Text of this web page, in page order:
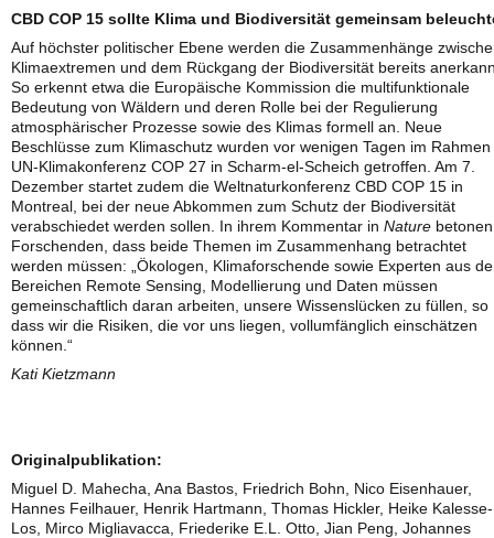
CBD COP 15 sollte Klima und Biodiversität gemeinsam
Auf höchster politischer Ebene werden die Zusammenhänge
Klimaextremen und dem Rückgang der Biodiversität bereits
So erkennt etwa die Europäische Kommission die multifunktionale
Bedeutung von Wäldern und deren Rolle bei der Regulierung
atmosphärischer Prozesse sowie des Klimas formell an. Neue
Beschlüsse zum Klimaschutz wurden vor wenigen Tagen im
UN-Klimakonferenz COP 27 in Scharm-el-Scheich getroffen. Am 7.
Dezember startet zudem die Weltnaturkonferenz CBD COP 15 in
Montreal, bei der neue Abkommen zum Schutz der Biodiversität
verabschiedet werden sollen. In ihrem Kommentar in Nature
Forschenden, dass beide Themen im Zusammenhang betrachtet
werden müssen: „Ökologen, Klimaforschende sowie Experten aus
Bereichen Remote Sensing, Modellierung und Daten müssen
gemeinschaftlich daran arbeiten, unsere Wissenslücken zu füllen, so
dass wir die Risiken, die vor uns liegen, vollumfänglich einschätzen
können.“
Kati Kietzmann
Originalpublikation:
Miguel D. Mahecha, Ana Bastos, Friedrich Bohn, Nico Eisenhauer,
Hannes Feilhauer, Henrik Hartmann, Thomas Hickler, Heike Kalesse-
Los, Mirco Migliavacca, Friederike E.L. Otto, Jian Peng, Johannes